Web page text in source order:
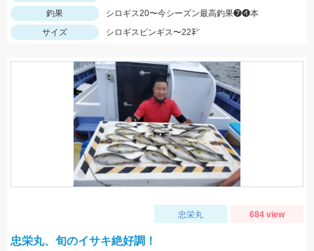
釣果
シロギス20〜今シーズン最高釣果❼❹本
サイズ
シロギスピンギス〜22㌢
忠栄丸 684 view
忠栄丸、旬のイサキ絶好調！